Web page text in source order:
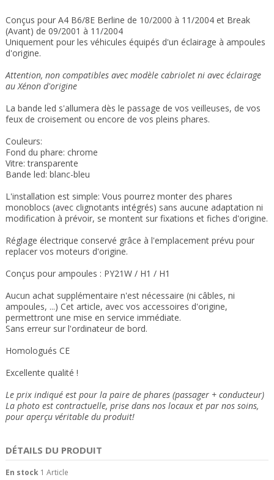
Conçus pour A4 B6/8E Berline de 10/2000 à 11/2004 et Break
(Avant) de 09/2001 à 11/2004
Uniquement pour les véhicules équipés d'un éclairage à ampoules
d'origine.
Attention, non compatibles avec modèle cabriolet ni avec éclairage
au Xénon d'origine
La bande led s'allumera dès le passage de vos veilleuses, de vos
feux de croisement ou encore de vos pleins phares.
Couleurs:
Fond du phare: chrome
Vitre: transparente
Bande led: blanc-bleu
L'installation est simple: Vous pourrez monter des phares
monoblocs (avec clignotants intégrés) sans aucune adaptation ni
modification à prévoir, se montent sur fixations et fiches d'origine.
Réglage électrique conservé grâce à l'emplacement prévu pour
replacer vos moteurs d'origine.
Conçus pour ampoules : PY21W / H1 / H1
Aucun achat supplémentaire n'est nécessaire (ni câbles, ni
ampoules, ...) Cet article, avec vos accessoires d'origine,
permettront une mise en service immédiate.
Sans erreur sur l'ordinateur de bord.
Homologués CE
Excellente qualité !
Le prix indiqué est pour la paire de phares (passager + conducteur)
La photo est contractuelle, prise dans nos locaux et par nos soins,
pour aperçu véritable du produit!
DÉTAILS DU PRODUIT
En stock 1 Article